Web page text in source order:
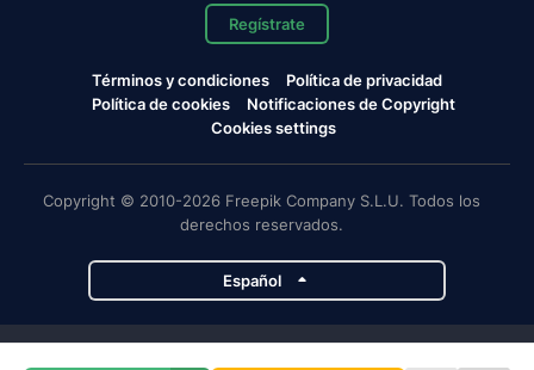
Regístrate
Términos y condiciones
Política de privacidad
Política de cookies
Notificaciones de Copyright
Cookies settings
Copyright © 2010-2026 Freepik Company S.L.U. Todos los
derechos reservados.
Español